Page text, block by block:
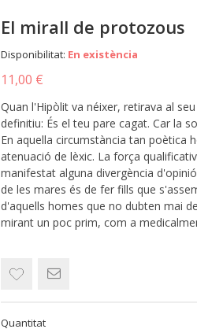
El mirall de protozous
Disponibilitat: En existència
11,00 €
Quan l'Hipòlit va néixer, retirava al
definitiu: És el teu pare cagat. Car la
En aquella circumstància tan poètica
atenuació de lèxic. La força
manifestat alguna divergència
de les mares és de fer fills que
d'aquells homes que no dubten mai
mirant un poc prim, com a
Quantitat